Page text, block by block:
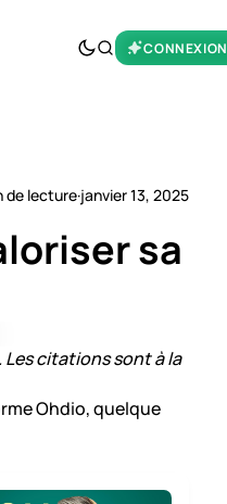
CONNEXION
de lecture·janvier 13, 2025
sa
Les citations sont à la
Ohdio, quelque